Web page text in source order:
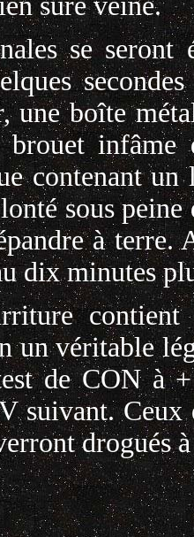
se seront
une boîte
infâme
contenant
sous
à terre.
dix minutes
contient
un véritable
de CON à
suivant.
drogués